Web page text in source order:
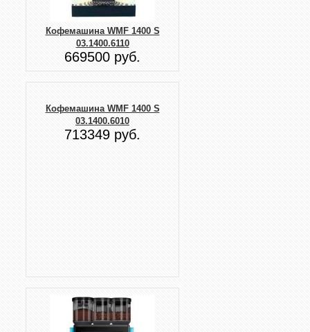
Кофемашина WMF 1400 S
03.1400.6110
669500 руб.
Кофемашина WMF 1400 S
03.1400.6010
713349 руб.